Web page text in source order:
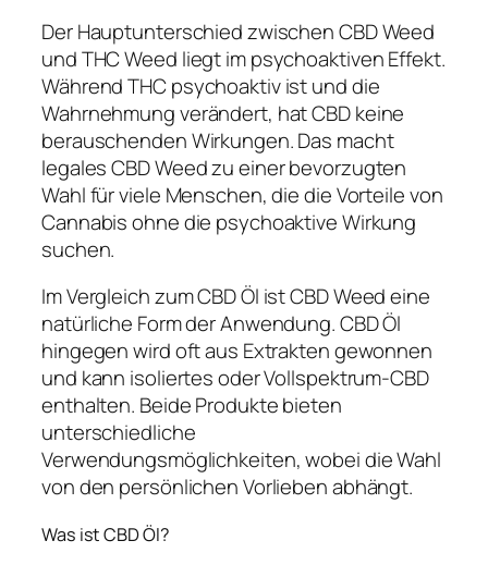
Der Hauptunterschied zwischen CBD Weed
und THC Weed liegt im psychoaktiven Effekt.
Während THC psychoaktiv ist und die
Wahrnehmung verändert, hat CBD keine
berauschenden Wirkungen. Das macht
legales CBD Weed zu einer bevorzugten
Wahl für viele Menschen, die die Vorteile von
Cannabis ohne die psychoaktive Wirkung
suchen.
Im Vergleich zum CBD Öl ist CBD Weed eine
natürliche Form der Anwendung. CBD Öl
hingegen wird oft aus Extrakten gewonnen
und kann isoliertes oder Vollspektrum-CBD
enthalten. Beide Produkte bieten
unterschiedliche
Verwendungsmöglichkeiten, wobei die Wahl
von den persönlichen Vorlieben abhängt.
Was ist CBD Öl?